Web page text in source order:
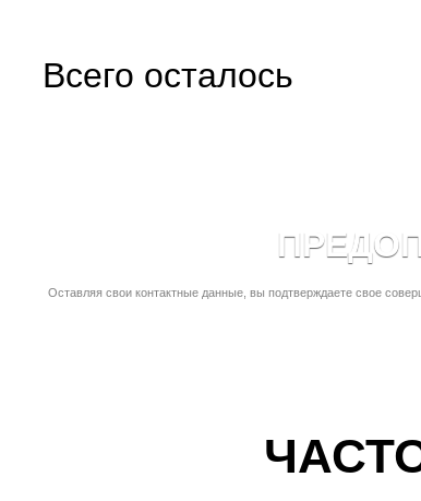
Всего осталось
Оставляя свои контактные данные, вы подтверждаете свое